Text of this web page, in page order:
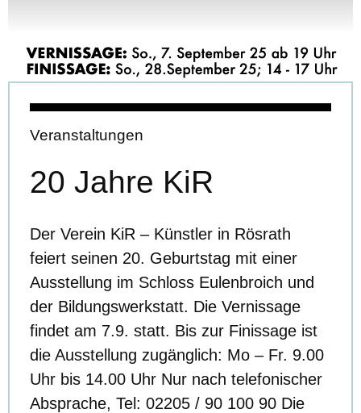
Veranstaltungen
20 Jahre KiR
Der Verein KiR – Künstler in Rösrath
feiert seinen 20. Geburtstag mit einer
Ausstellung im Schloss Eulenbroich und
der Bildungswerkstatt. Die Vernissage
findet am 7.9. statt. Bis zur Finissage ist
die Ausstellung zugänglich: Mo – Fr. 9.00
Uhr bis 14.00 Uhr Nur nach telefonischer
Absprache, Tel: 02205 / 90 100 90 Die